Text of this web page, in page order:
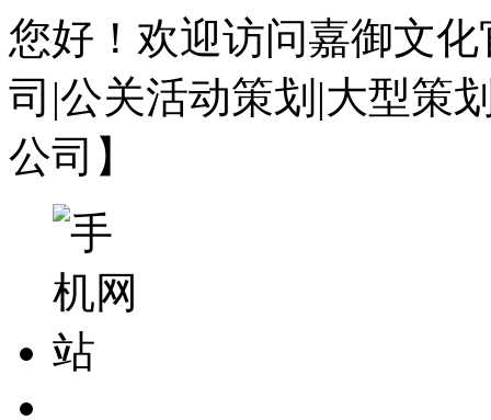
您好！欢迎访问嘉御文
司|公关活动策划|大型策
公司】